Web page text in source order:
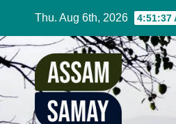
content
Thu. Aug 6th, 2026 4:51:39